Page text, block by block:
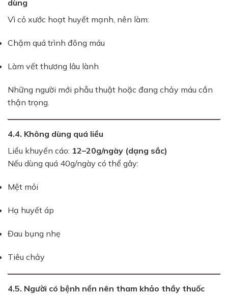
dùng
Vì cỏ xước hoạt huyết mạnh, nên làm:
Chậm quá trình đông máu
Làm vết thương lâu lành
Những người mới phẫu thuật hoặc đang chảy máu cần
thận trọng.
4.4. Không dùng quá liều
Liều khuyến cáo: 12–20g/ngày (dạng sắc)
Nếu dùng quá 40g/ngày có thể gây:
Mệt mỏi
Hạ huyết áp
Đau bụng nhẹ
Tiêu chảy
4.5. Người có bệnh nền nên tham khảo thầy thuốc